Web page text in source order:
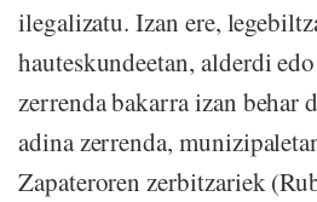
ilegalizatu. Izan ere,
hauteskundeetan, alderdi
zerrenda bakarra izan behar
adina zerrenda,
Zapateroren zerbitzariek